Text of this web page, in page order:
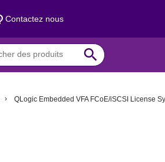
Contactez nous
search
QLogic Embedded VFA FCoE/iSCSI License